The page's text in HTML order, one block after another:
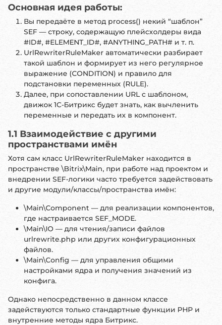
Основная идея работы:
Вы передаёте в метод process() некий “шаблон”
SEF — строку, содержащую плейсхолдеры вида
#ID#, #ELEMENT_ID#, #ANYTHING_PATH# и т. п.
UrlRewriterRuleMaker автоматически разбирает
такой шаблон и формирует из него регулярное
выражение (CONDITION) и правило для
подстановки переменных (RULE).
Далее, при сопоставлении URL с шаблоном,
движок 1С-Битрикс будет знать, как вычленить
переменные и передать их в компонент.
1.1 Взаимодействие с другими
пространствами имён
Хотя сам класс UrlRewriterRuleMaker находится в
пространстве \Bitrix\Main, при работе над проектом и
внедрении SEF-логики часто требуется задействовать
и другие модули/классы/пространства имён:
\Main\Component — для реализации компонентов,
где настраивается SEF_MODE.
\Main\IO — для чтения/записи файлов
urlrewrite.php или других конфигурационных
файлов.
\Main\Config — для управления общими
настройками ядра и получения значений из
конфига.
Однако непосредственно в данном классе
задействуются только стандартные функции PHP и
внутренние методы ядра Битрикс.